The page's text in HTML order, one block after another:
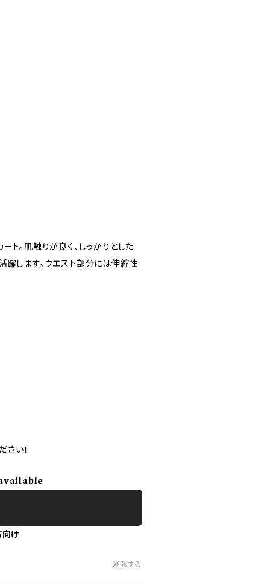
ト。肌触りが良く、しっかりとした
躍します。ウエスト部分には伸縮性
さい！
向け
通報する